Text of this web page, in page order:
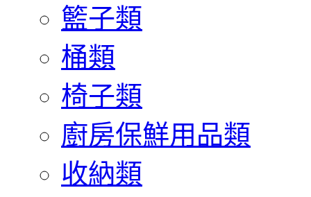
籃子類
桶類
椅子類
廚房保鮮用品類
收納類